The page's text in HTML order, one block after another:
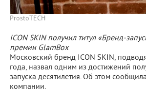
ProstoTECH
ICON SKIN получил титул «Бренд-
премии GlamBox
Московский бренд ICON SKIN,
года, назвал одним из достижений
запуска десятилетия. Об этом
компании.